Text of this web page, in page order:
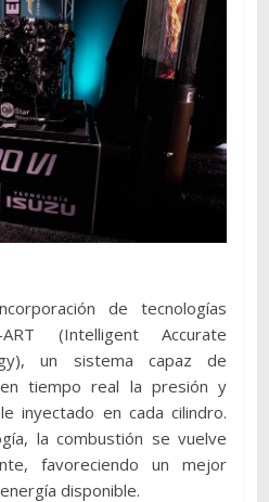
de tecnologías
(Intelligent Accurate
un sistema capaz de
tiempo real la presión y
inyectado en cada cilindro.
la combustión se vuelve
favoreciendo un mejor
disponible.